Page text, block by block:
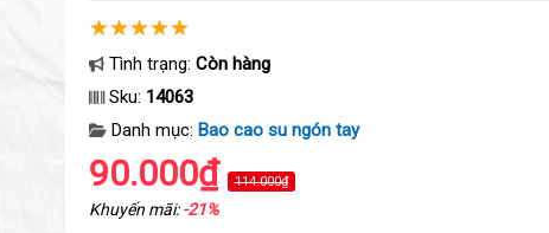
Tình trạng: Còn hàng
Sku: 14063
Danh mục: Bao cao su ngón tay
90.000₫ 114.000₫
Khuyến mãi:-21%